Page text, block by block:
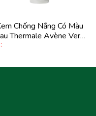
Chống Nắng Có Màu
Thermale Avène Very
High Protection Tinted